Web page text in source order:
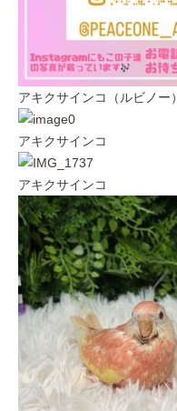
アキクサインコ（ルビノー）
アキクサインコ
アキクサインコ